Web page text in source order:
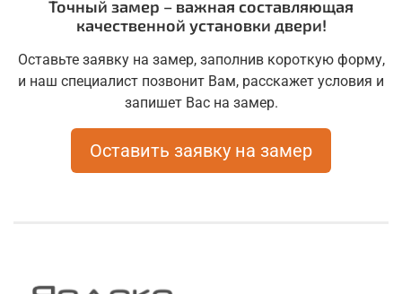
Точный замер – важная составляющая
качественной установки двери!
Оставьте заявку на замер, заполнив короткую форму,
и наш специалист позвонит Вам, расскажет условия и
запишет Вас на замер.
Оставить заявку на замер